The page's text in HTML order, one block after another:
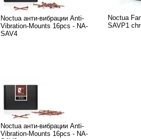
Noctua анти-вибрации Anti-
Vibration-Mounts 16pcs - NA-
SAV4
Noctua
SAVP1
Noctua анти-вибрации Anti-
Vibration-Mounts 16pcs - NA-